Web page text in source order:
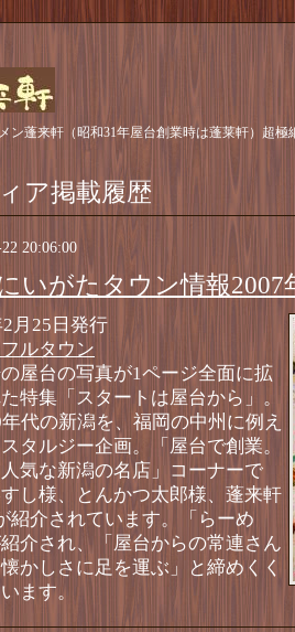
ン蓬来軒（昭和31年屋台創業時は蓬莱軒）超
ア掲載履歴
20:06:00
いがたタウン情報2007
月25日発行
ルタウン
屋台の写真が1ページ全面に拡
特集「スタートは屋台から」。
代の新潟を、福岡の中州に例え
タルジー企画。「屋台で創業。
気な新潟の名店」コーナーで
し様、とんかつ太郎様、蓬来軒
紹介されています。「らーめ
介され、「屋台からの常連さん
かしさに足を運ぶ」と締めくく
ます。